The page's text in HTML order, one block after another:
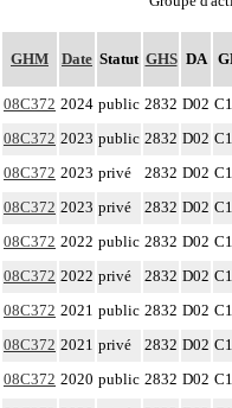
GHM Date Statut GHS DA
08C372 2024 public 2832 D02
08C372 2023 public 2832 D02
08C372 2023 privé 2832 D02
08C372 2023 privé 2832 D02
08C372 2022 public 2832 D02
08C372 2022 privé 2832 D02
08C372 2021 public 2832 D02
08C372 2021 privé 2832 D02
08C372 2020 public 2832 D02